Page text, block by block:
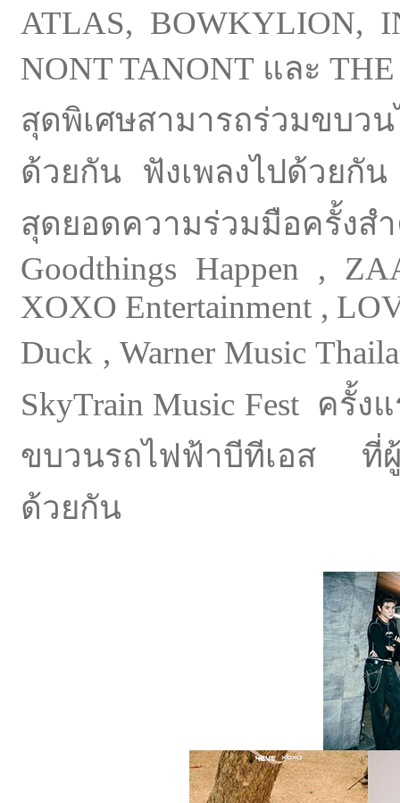
ATLAS, BOWKYLION,
NONT TANONT และ
สุดพิเศษสามารถร่วมขบว
ด้วยกัน ฟังเพลงไปด้วยกั
สุดยอดความร่วมมือครั้งส
Goodthings Happen ,
XOXO Entertainment ,
Duck , Warner Music
SkyTrain Music Fest ครั้ง
ขบวนรถไฟฟ้าบีทีเอส ที่ผู้
ด้วยกัน